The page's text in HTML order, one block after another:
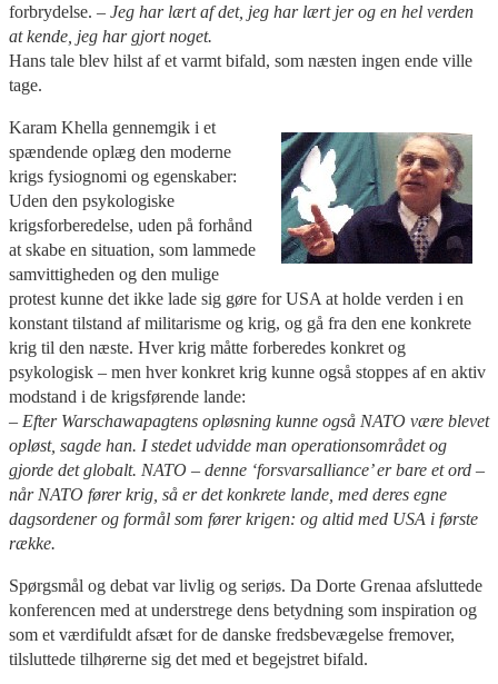
forbrydelse. – Jeg har lært af det, jeg har lært jer og en hel verden
at kende, jeg har gjort noget.
Hans tale blev hilst af et varmt bifald, som næsten ingen ende ville
tage.
Karam Khella gennemgik i et
spændende oplæg den moderne
krigs fysiognomi og egenskaber:
Uden den psykologiske
krigsforberedelse, uden på forhånd
at skabe en situation, som lammede
samvittigheden og den mulige
protest kunne det ikke lade sig gøre for USA at holde verden i en
konstant tilstand af militarisme og krig, og gå fra den ene konkrete
krig til den næste. Hver krig måtte forberedes konkret og
psykologisk – men hver konkret krig kunne også stoppes af en aktiv
modstand i de krigsførende lande:
– Efter Warschawapagtens opløsning kunne også NATO være blevet
opløst, sagde han. I stedet udvidde man operationsområdet og
gjorde det globalt. NATO – denne ‘forsvarsalliance’ er bare et ord –
når NATO fører krig, så er det konkrete lande, med deres egne
dagsordener og formål som fører krigen: og altid med USA i første
række.
Spørgsmål og debat var livlig og seriøs. Da Dorte Grenaa afsluttede
konferencen med at understrege dens betydning som inspiration og
som et værdifuldt afsæt for de danske fredsbevægelse fremover,
tilsluttede tilhørerne sig det med et begejstret bifald.